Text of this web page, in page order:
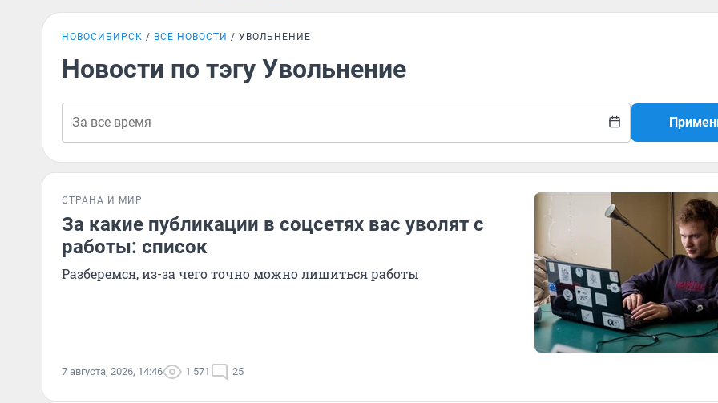
НОВОСИБИРСК ВСЕ НОВОСТИ УВОЛЬНЕНИЕ
Новости по тэгу Увольнение
СТРАНА И МИР
За какие публикации в соцсетях вас уволят с
работы: список
Разберемся, из-за чего точно можно лишиться работы
7 августа, 2026, 14:46 1 571 25